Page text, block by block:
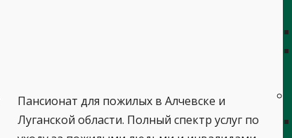
Пансионат для пожилых в Алчевске и
Луганской области. Полный спектр услуг по